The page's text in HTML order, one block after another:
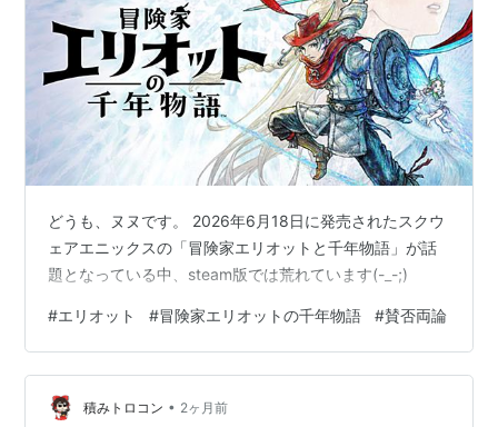
どうも、ヌヌです。 2026年6月18日に発売されたスクウ
ェアエニックスの「冒険家エリオットと千年物語」が話
題となっている中、steam版では荒れています(-_-;)
#エリオット #冒険家エリオットの千年物語 #賛否両論
積みトロコン • 2ヶ月前